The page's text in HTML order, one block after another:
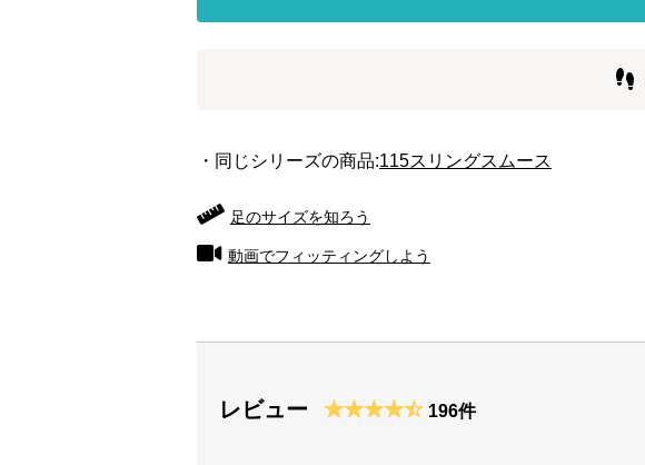
・同じシリーズの商品:115スリングスムース
足のサイズを知ろう
動画でフィッティングしよう
レビュー 196件